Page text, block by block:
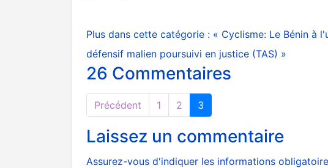
Plus dans cette catégorie : « Cyclisme: Le Bénin à
défensif malien poursuivi en justice (TAS) »
26 Commentaires
Précédent 1 2 3
Laissez un commentaire
Assurez-vous d'indiquer les informations